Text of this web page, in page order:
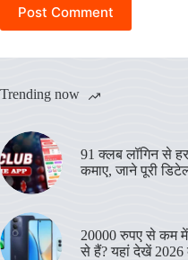
Post Comment
Trending now
91 क्लब लॉगिन से
कमाए, जाने पूरी
20000 रुपए से कम
से हैं? यहां देखें